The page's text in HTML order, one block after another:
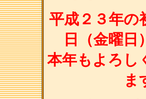
平成２３年の
日（金曜日
本年もよろし
ま